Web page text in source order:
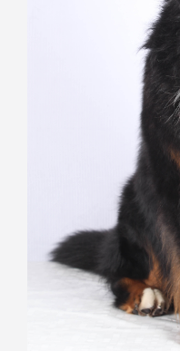
VERS LE